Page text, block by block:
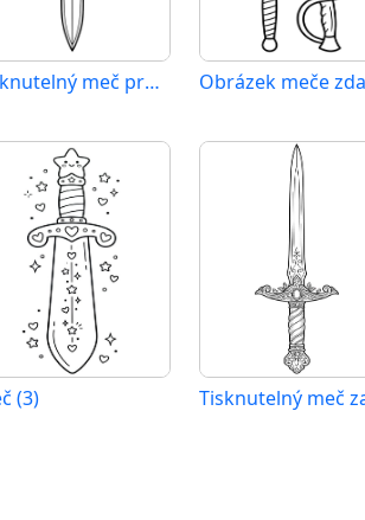
Tisknutelný meč pro děti
(3)